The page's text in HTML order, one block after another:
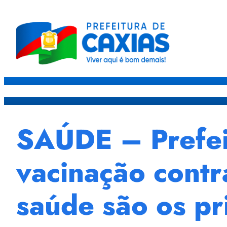
SAÚDE –
vacinação
saúde são os